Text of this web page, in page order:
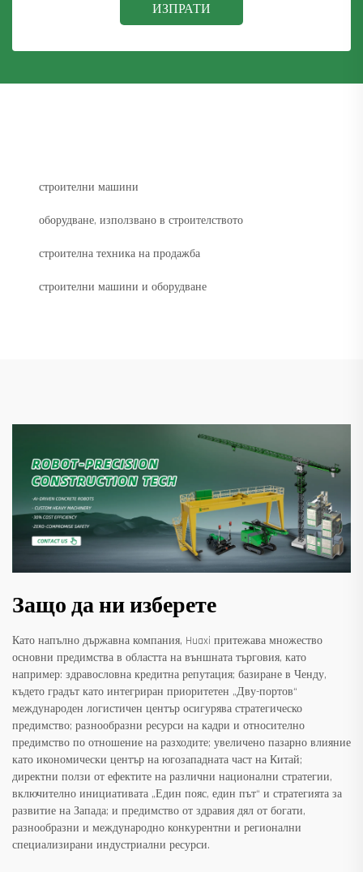
ИЗПРАТИ
строителни машини
оборудване, използвано в строителството
строителна техника на продажба
строителни машини и оборудване
Защо да ни изберете
Като напълно държавна компания, Huaxi притежава множество
основни предимства в областта на външната търговия, като
например: здравословна кредитна репутация; базиране в Ченду,
където градът като интегриран приоритетен „Дву-портов“
международен логистичен център осигурява стратегическо
предимство; разнообразни ресурси на кадри и относително
предимство по отношение на разходите; увеличено пазарно влияние
като икономически център на югозападната част на Китай;
директни ползи от ефектите на различни национални стратегии,
включително инициативата „Един пояс, един път“ и стратегията за
развитие на Запада; и предимство от здравия дял от богати,
разнообразни и международно конкурентни и регионални
специализирани индустриални ресурси.